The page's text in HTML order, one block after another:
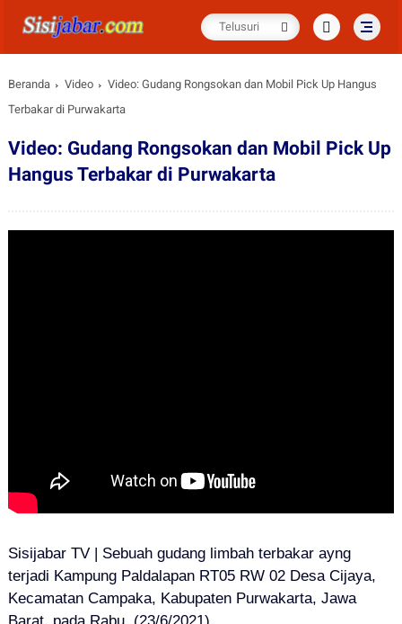
Beranda Video
Video: Gudang Rongsokan dan Mobil Pick Up Hangus
Terbakar di Purwakarta
Video: Gudang Rongsokan dan Mobil Pick Up
Hangus Terbakar di Purwakarta
Sisijabar TV | Sebuah gudang limbah terbakar ayng
terjadi Kampung Paldalapan RT05 RW 02 Desa Cijaya,
Kecamatan Campaka, Kabupaten Purwakarta, Jawa